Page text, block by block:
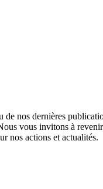
de nos dernières
vous invitons à
nos actions et actualités.